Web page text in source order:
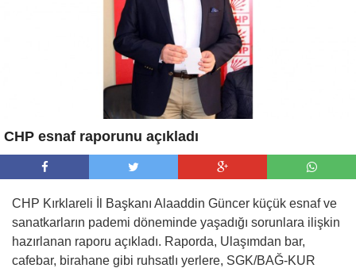
CHP esnaf raporunu açıkladı
CHP Kırklareli İl Başkanı Alaaddin Güncer küçük esnaf ve
sanatkarların pademi döneminde yaşadığı sorunlara ilişkin
hazırlanan raporu açıkladı. Raporda, Ulaşımdan bar,
cafebar, birahane gibi ruhsatlı yerlere, SGK/BAĞ-KUR